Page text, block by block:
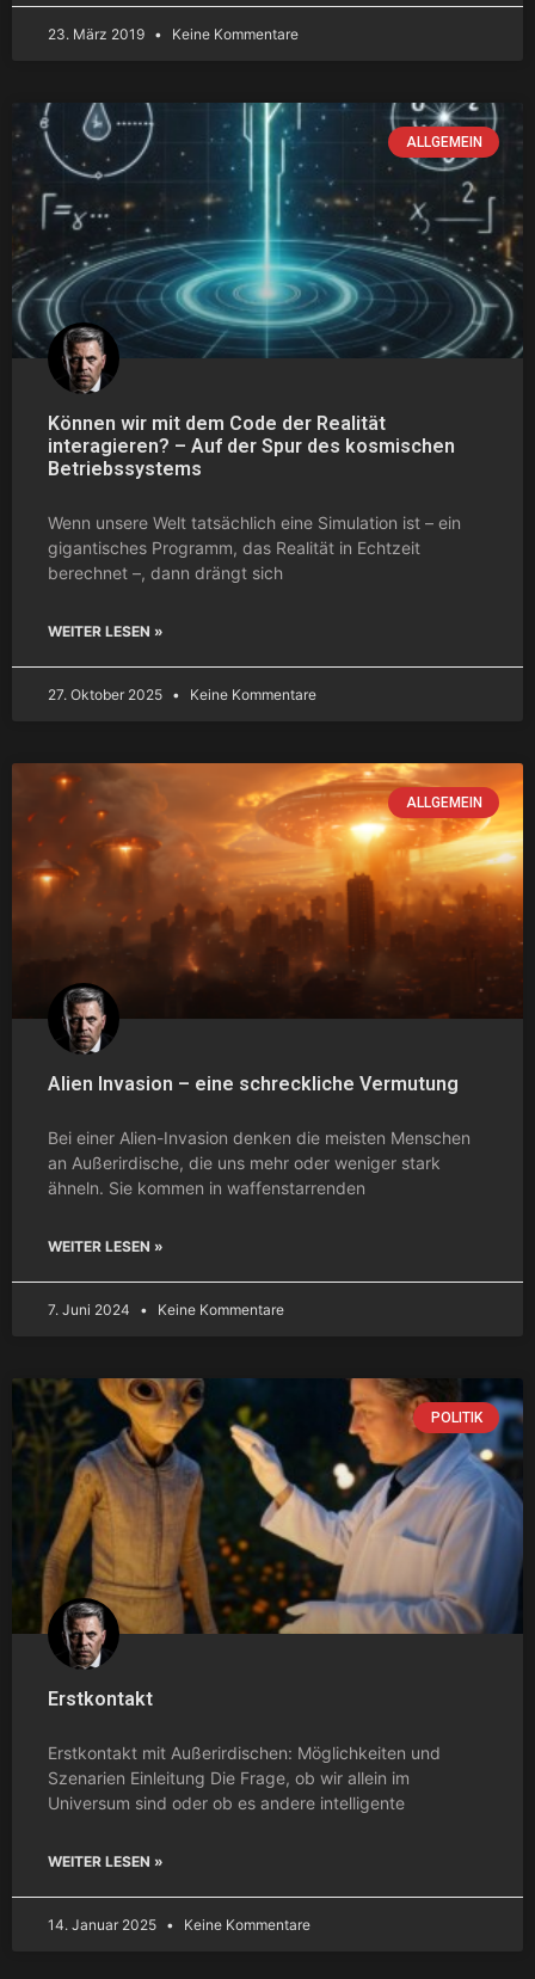
23. März 2019 Keine Kommentare
ALLGEMEIN
Können wir mit dem Code der Realität
interagieren? – Auf der Spur des kosmischen
Betriebssystems
Wenn unsere Welt tatsächlich eine Simulation ist – ein
gigantisches Programm, das Realität in Echtzeit
berechnet –, dann drängt sich
WEITER LESEN »
27. Oktober 2025 Keine Kommentare
ALLGEMEIN
Alien Invasion – eine schreckliche Vermutung
Bei einer Alien-Invasion denken die meisten Menschen
an Außerirdische, die uns mehr oder weniger stark
ähneln. Sie kommen in waffenstarrenden
WEITER LESEN »
7. Juni 2024 Keine Kommentare
POLITIK
Erstkontakt
Erstkontakt mit Außerirdischen: Möglichkeiten und
Szenarien Einleitung Die Frage, ob wir allein im
Universum sind oder ob es andere intelligente
WEITER LESEN »
14. Januar 2025 Keine Kommentare